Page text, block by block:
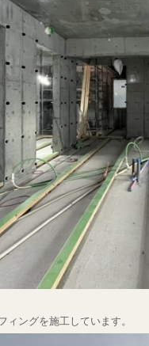
ィングを施工しています。